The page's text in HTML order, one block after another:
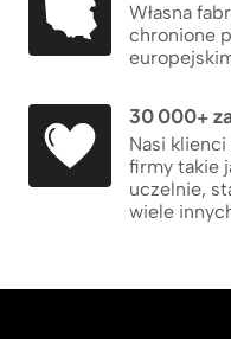
Własna
chronione
30 000+
Nasi
firmy takie
uczelnie,
wiele